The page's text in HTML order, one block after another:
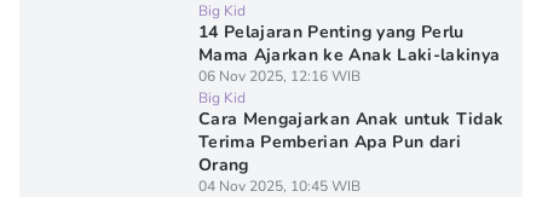
Big Kid
14 Pelajaran Penting yang Perlu
Mama Ajarkan ke Anak Laki-lakinya
06 Nov 2025, 12:16 WIB
Big Kid
Cara Mengajarkan Anak untuk Tidak
Terima Pemberian Apa Pun dari
Orang
04 Nov 2025, 10:45 WIB